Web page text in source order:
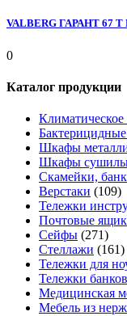
VALBERG ГАРАНТ 67 T
0
Каталог продукции
Климатическое
Шкафы
Шкафы
Скамейки,
Верстаки (109)
Тележки
Почтовые
Сейфы (271)
Стеллажи (161)
Тележки для
Тележки
Медицинская
Мебель из